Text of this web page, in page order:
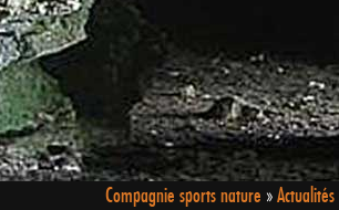
Compagnie sports nature »Actualités